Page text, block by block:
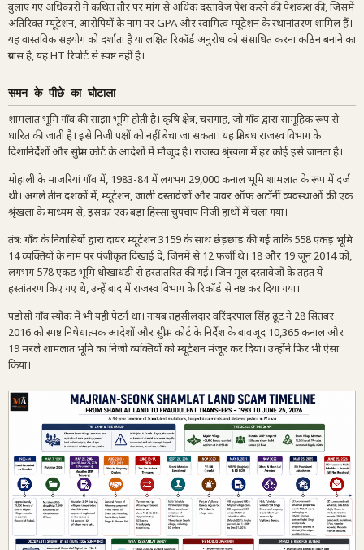
बुलाए गए अधिकारी ने कथित तौर पर मांग से अधिक दस्तावेज पेश करने की पेशकश की, जिसमें
अतिरिक्त म्यूटेशन, आरोपियों के नाम पर GPA और स्वामित्व म्यूटेशन के स्थानांतरण शामिल हैं।
यह वास्तविक सहयोग को दर्शाता है या लक्षित रिकॉर्ड अनुरोध को संसाधित करना कठिन बनाने का
प्रयास है, यह HT रिपोर्ट से स्पष्ट नहीं है।
समन के पीछे का घोटाला
शामलात भूमि गाँव की साझा भूमि होती है। कृषि क्षेत्र, चरागाह, जो गाँव द्वारा सामूहिक रूप से
धारित की जाती है। इसे निजी पक्षों को नहीं बेचा जा सकता। यह प्रतिबंध राजस्व विभाग के
दिशानिर्देशों और सुप्रीम कोर्ट के आदेशों में मौजूद है। राजस्व श्रृंखला में हर कोई इसे जानता है।
मोहाली के माजरियां गाँव में, 1983-84 में लगभग 29,000 कनाल भूमि शामलात के रूप में दर्ज
थी। अगले तीन दशकों में, म्यूटेशन, जाली दस्तावेजों और पावर ऑफ अटॉर्नी व्यवस्थाओं की एक
श्रृंखला के माध्यम से, इसका एक बड़ा हिस्सा चुपचाप निजी हाथों में चला गया।
तंत्र: गाँव के निवासियों द्वारा दायर म्यूटेशन 3159 के साथ छेड़छाड़ की गई ताकि 558 एकड़ भूमि
14 व्यक्तियों के नाम पर पंजीकृत दिखाई दे, जिनमें से 12 फर्जी थे। 18 और 19 जून 2014 को,
लगभग 578 एकड़ भूमि धोखाधड़ी से हस्तांतरित की गई। जिन मूल दस्तावेजों के तहत ये
हस्तांतरण किए गए थे, उन्हें बाद में राजस्व विभाग के रिकॉर्ड से नष्ट कर दिया गया।
पड़ोसी गाँव स्योंक में भी यही पैटर्न था। नायब तहसीलदार वरिंदरपाल सिंह ढूट ने 28 सितंबर
2016 को स्पष्ट निषेधात्मक आदेशों और सुप्रीम कोर्ट के निर्देश के बावजूद 10,365 कनाल और
19 मरले शामलात भूमि का निजी व्यक्तियों को म्यूटेशन मंजूर कर दिया। उन्होंने फिर भी ऐसा
किया।